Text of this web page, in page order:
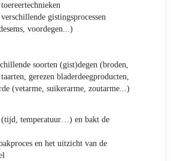
gistingsprocessen
voordegen...)
soorten (gist)degen (broden,
gerezen bladerdeegproducten,
(vetarme, suikerarme, zoutarme...)
(tijd, temperatuur…) en bakt de
en het uitzicht van de